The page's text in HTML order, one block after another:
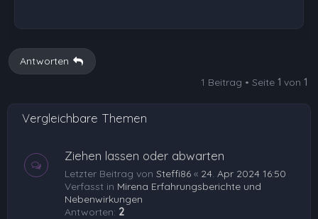
Antworten
1 Beitrag • Seite 1 von 1
Vergleichbare Themen
Ziehen lassen oder abwarten
Letzter Beitrag von Steffi86 « 24. Apr 2024 16:50
Verfasst in Mirena Erfahrungsberichte und
Nebenwirkungen
Antworten: 2